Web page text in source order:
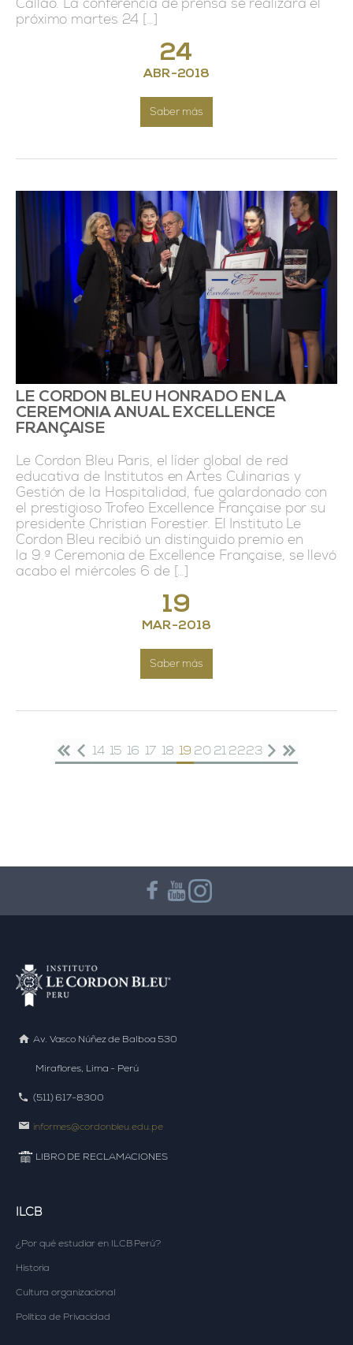
24
ABR-2018
Saber más
Callao. La conferencia de prensa se realizará el
próximo martes 24 […]
19
MAR-2018
Saber más
LE CORDON BLEU HONRADO EN LA
CEREMONIA ANUAL EXCELLENCE
FRANÇAISE
Le Cordon Bleu Paris, el líder global de red
educativa de Institutos en Artes Culinarias y
Gestión de la Hospitalidad, fue galardonado con
el prestigioso Trofeo Excellence Française por su
presidente Christian Forestier. El Instituto Le
Cordon Bleu recibió un distinguido premio en
la 9.ª Ceremonia de Excellence Française, se llevó
acabo el miércoles 6 de […]
14 15 16 17 18 19 20 212223
Av. Vasco Núñez de Balboa 530
Miraflores, Lima - Perú
(511) 617-8300
informes@cordonbleu.edu.pe
LIBRO DE RECLAMACIONES
ILCB
¿Por qué estudiar en ILCB Perú?
Historia
Cultura organizacional
Política de Privacidad